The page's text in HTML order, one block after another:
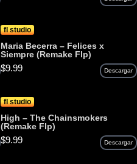
fl studio
Maria Becerra – Felices x
Siempre (Remake Flp)
$9.99 Descargar
fl studio
High – The Chainsmokers
(Remake Flp)
$9.99 Descargar